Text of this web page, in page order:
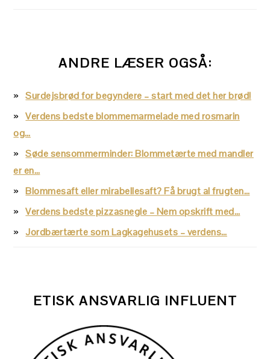
ANDRE LÆSER OGSÅ:
Surdejsbrød for begyndere – start med det her brød!
Verdens bedste blommemarmelade med rosmarin
og…
Søde sensommerminder: Blommetærte med mandler
er en…
Blommesaft eller mirabellesaft? Få brugt al frugten…
Verdens bedste pizzasnegle – Nem opskrift med…
Jordbærtærte som Lagkagehusets – verdens…
ETISK ANSVARLIG INFLUENT